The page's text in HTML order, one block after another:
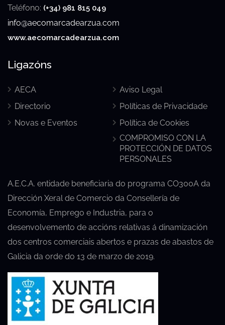
Teléfono: (+34) 981 815 049
info@aecomarcadearzua.com
www.aecomarcadearzua.com
Ligazóns
AECA
Directorio
Novas e Eventos
Aviso Legal
Políticas de Privacidade
Política de Cookies
COMPROMISO CON LA
PROTECCIÓN DE DATOS
PERSONALES
A.E.C.A. entidade beneficiaria do programa CO300A da
Dirección Xeral de Comercio da Consellería de
Economía, Emprego e Industria, para o
desenvolvemento de accións relativas á dinamización
dos centros comerciais abertos e prazas de abastos de
Galicia da orde do 13 de marzo de 2019.